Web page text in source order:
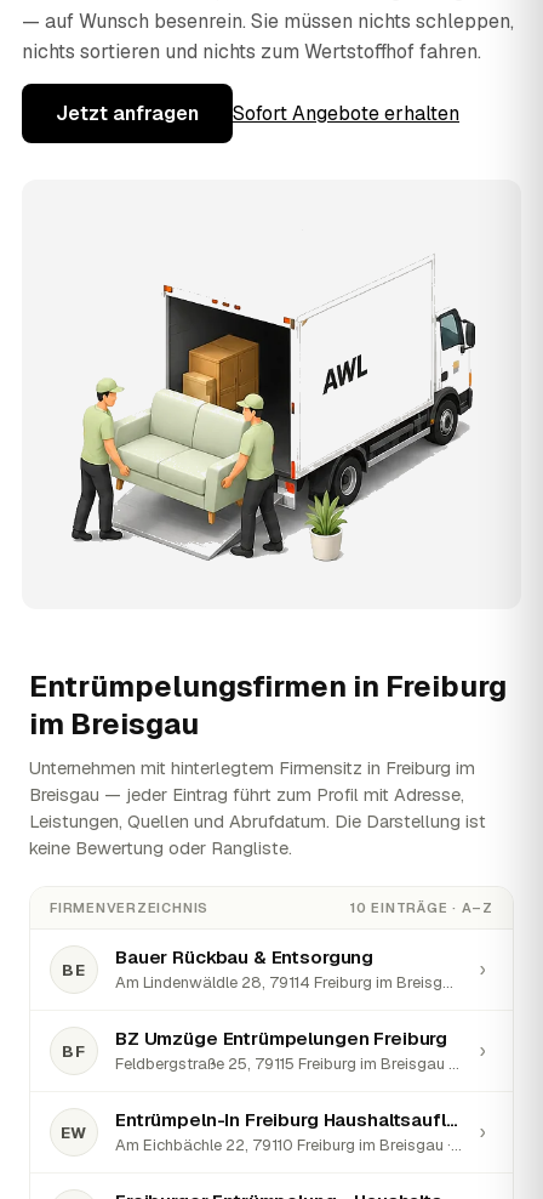
— auf Wunsch besenrein. Sie müssen nichts schleppen,
nichts sortieren und nichts zum Wertstoffhof fahren.
Jetzt anfragen Sofort Angebote erhalten
Entrümpelungsfirmen in Freiburg
im Breisgau
Unternehmen mit hinterlegtem Firmensitz in Freiburg im
Breisgau — jeder Eintrag führt zum Profil mit Adresse,
Leistungen, Quellen und Abrufdatum. Die Darstellung ist
keine Bewertung oder Rangliste.
FIRMENVERZEICHNIS 10 EINTRÄGE · A–Z
BE
Bauer Rückbau & Entsorgung
Am Lindenwäldle 28, 79114 Freiburg im Breisgau · ★ 5 (4)
›
BF
BZ Umzüge Entrümpelungen Freiburg
Feldbergstraße 25, 79115 Freiburg im Breisgau · ★ 5 (70)
›
EW
Entrümpeln-In Freiburg Haushaltsauflösung Wohnungsauflösung
Am Eichbächle 22, 79110 Freiburg im Breisgau · ★ 5 (27)
›